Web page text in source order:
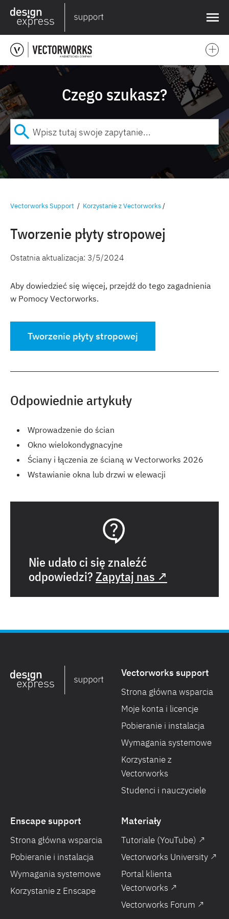
❌
Czego szukasz?
Vectorworks Support / Korzystanie z Vectorworks/
Tworzenie płyty stropowej
Ostatnia aktualizacja: 3/5/2024
Aby dowiedzieć się więcej, przejdź do tego zagadnienia
w Pomocy Vectorworks.
Tworzenie płyty stropowej
Odpowiednie artykuły
Wprowadzenie do ścian
Okno wielokondygnacyjne
Ściany i łączenia ze ścianą w Vectorworks 2026
Wstawianie okna lub drzwi w elewacji
Nie udało ci się znaleźć
odpowiedzi?Zapytaj nas ↗
Vectorworks support
Strona główna wsparcia
Moje konta i licencje
Pobieranie i instalacja
Wymagania systemowe
Korzystanie z
Vectorworks
Studenci i nauczyciele
Enscape support
Strona główna wsparcia
Pobieranie i instalacja
Wymagania systemowe
Korzystanie z Enscape
Materiały
Tutoriale (YouTube) ↗
Vectorworks University ↗
Portal klienta
Vectorworks ↗
Vectorworks Forum ↗